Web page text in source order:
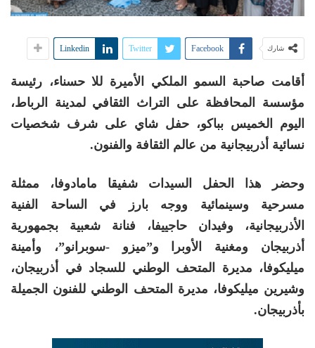
شارك Facebook
Twitter
Linkedin
أقامت صاحبة السمو الملكي الأميرة للا حسناء، رئيسة
مؤسسة المحافظة على التراث الثقافي لمدينة الرباط،
اليوم الخميس بباكو، حفل شاي على شرف شخصيات
نسائية أذربيجانية من عالم الثقافة والفنون.
وحضر هذا الحفل السيدات شفيقا مامادوفا، ممثلة
مسرحية وسينمائية ووجه بارز في الساحة الفنية
الأذربيجانية، وفيدان حاجييفا، فنانة شعبية بجمهورية
أذربيجان ومغنية الأوبرا و”ميزو -سوبرانو”، وأمينة
ميليكوفا، مديرة المتحف الوطني للسجاد في أذربيجان،
وشيرين ميليكوفا، مديرة المتحف الوطني للفنون الجميلة
بأذربيجان.